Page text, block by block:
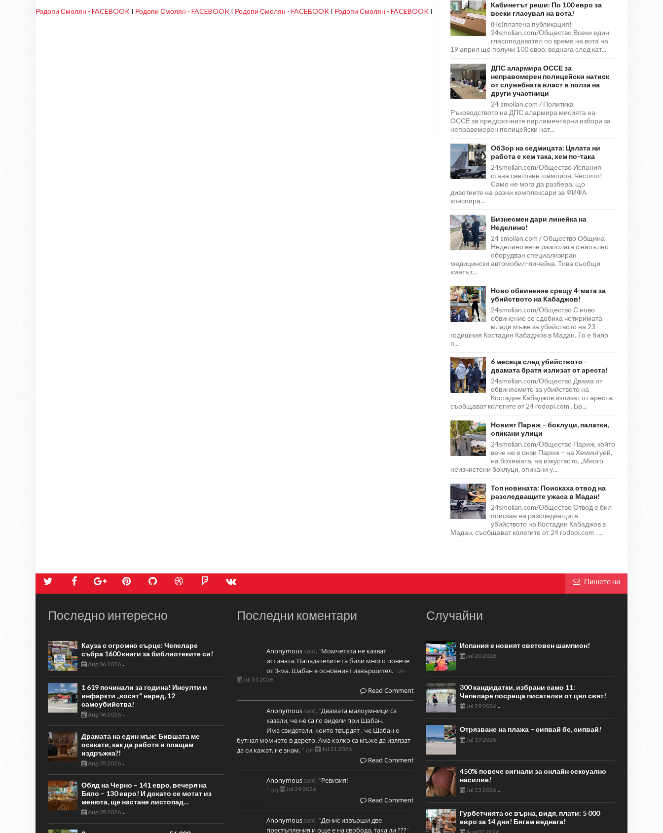
Родопи Смолян - FACEBOOK I Родопи Смолян - FACEBOOK I Родопи Смолян - FACEBOOK I Родопи Смолян - FACEBOOK I
Кабинетът реши: По 100 евро за
всеки гласувал на вота!
(Не)платена публикация!
24smolian.com/Общество Всеки един
гласоподавател по време на вота на
19 април ще получи 100 евро, веднага след кат...
ДПС алармира ОССЕ за
неправомерен полицейски натиск
от служебната власт в полза на
други участници
24 smolian.com / Политика
Ръководството на ДПС алармира мисията на
ОССЕ за предсрочните парламентарни избори за
неправомерен полицейски нат...
ОбЗор на седмицата: Цялата ни
работа е хем така, хем по-така
24smolian.com/Общество Испания
стана световен шампион. Честито!
Само не мога да разбера, що
дивотиите на разни комплексари за ФИФА
конспира...
Бизнесмен дари линейка на
Неделино!
24 smolian.com / Общество Община
Неделино вече разполага с напълно
оборудван специализиран
медицински автомобил-линейка. Това съобщи
кметът...
Ново обвинение срещу 4-мата за
убийството на Кабаджов!
24smolian.com/Общество С ново
обвинение се сдобиха четиримата
млади мъже за убийството на 23-
годишния Костадин Кабаджов в Мадан. То е било
п...
6 месеца след убийството -
двамата братя излизат от ареста!
24smolian.com/Общество Двама от
обвиняемите за убийството на
Костадин Кабаджов излизат от ареста,
съобщават колегите от 24 rodopi.com . Бр...
Новият Париж – боклуци, палатки,
опикани улици
24smolian.com/Общество Париж, който
вече не е онзи Париж – на Хемингуей,
на бохемата, на изкуството. „Много
неизчистени боклуци, опикани у...
Топ новината: Поискаха отвод на
разследващите ужаса в Мадан!
24smolian.com/Общество Отвод е бил
поискан на разследващите
убийството на Костадин Кабаджов в
Мадан, съобщават колегите от 24 rodopi.com . ...
Пишете ни
Последно интересно
Кауза с огромно сърце: Чепеларе
събра 1600 книги за библиотеките си!
Aug 06 2026 -
1 619 починали за година! Инсулти и
инфаркти „косят“ наред, 12
самоубийства!
Aug 06 2026 -
Драмата на един мъж: Бившата ме
осакати, как да работя и плащам
издръжка?!
Aug 05 2026 -
Обяд на Черно – 141 евро, вечеря на
Бяло – 130 евро! И докато се мотат из
менюта, ще настане листопад…
Aug 05 2026 -
Последни коментари
Anonymous said, "Момчетата не казват
истината. Нападателите са били много повече
от 3-ма. Шабан е основният извършител." on
Jul 31 2026
Read Comment
Anonymous said, "Двамата малоумници са
казали, че не са го видели при Шабан.
Има свидетели, които твърдят , че Шабан е
бутнал момчето в дерето. Ама колко са мъже да излязат
да си кажат, не знам. " on Jul 31 2026
Read Comment
Anonymous said, "Ревизия!
" on
Jul 29 2026
Read Comment
Anonymous said, "Денис извърши две
престъпления и още е на свобода, така ли ???"
Случайни
Испания е новият световен шампион!
Jul 20 2026-
300 кандидатки, избрани само 11:
Чепеларе посреща писателки от цял свят!
Jul 29 2026-
Отрязване на плажа – сипвай бе, сипвай!
Jul 19 2026-
450% повече сигнали за онлайн сексуално
насилие!
Jul 23 2026-
Гурбетчията се върна, видя, плати: 5 000
евро за 14 дни! Бягам веднага!